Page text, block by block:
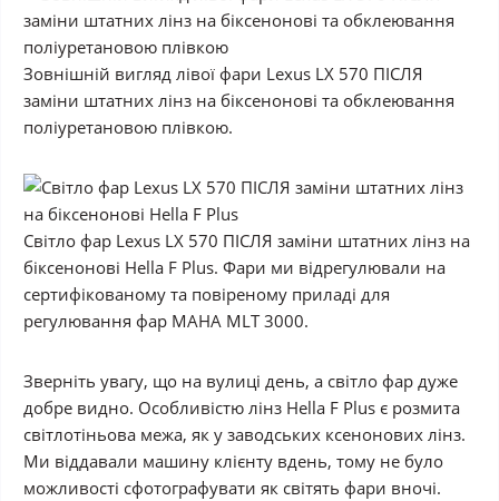
Зовнішній вигляд лівої фари Lexus LX 570 ПІСЛЯ
заміни штатних лінз на біксенонові та обклеювання
поліуретановою плівкою.
Світло фар Lexus LX 570 ПІСЛЯ заміни штатних лінз на
біксенонові Hella F Plus. Фари ми відрегулювали на
сертифікованому та повіреному приладі для
регулювання фар MAHA MLT 3000.
Зверніть увагу, що на вулиці день, а світло фар дуже
добре видно. Особливістю лінз Hella F Plus є розмита
світлотіньова межа, як у заводських ксенонових лінз.
Ми віддавали машину клієнту вдень, тому не було
можливості сфотографувати як світять фари вночі.